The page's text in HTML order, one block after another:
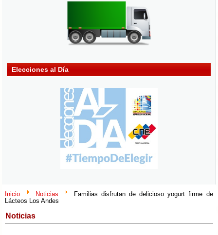
Elecciones al Día
Inicio Noticias
Familias disfrutan de delicioso yogurt firme de
Lácteos Los Andes
Noticias